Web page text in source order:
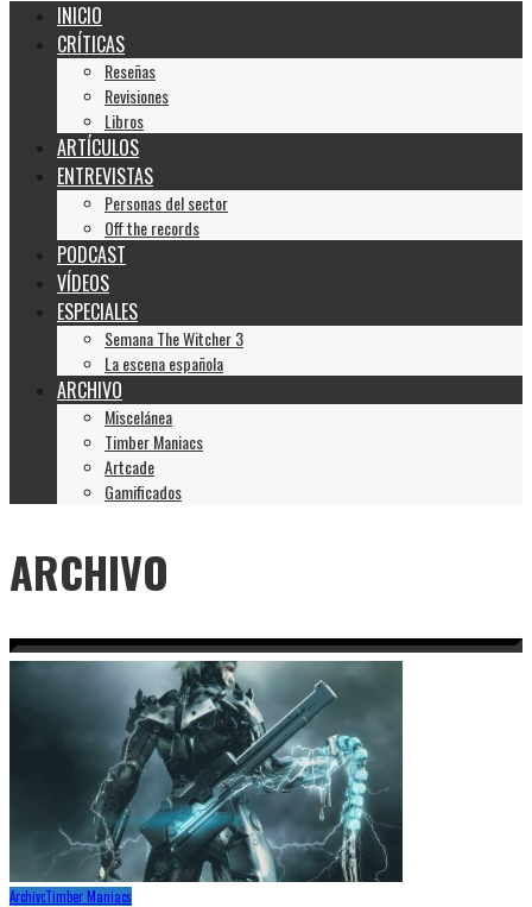
INICIO
CRÍTICAS
Reseñas
Revisiones
Libros
ARTÍCULOS
ENTREVISTAS
Personas del sector
Off the records
PODCAST
VÍDEOS
ESPECIALES
Semana The Witcher 3
La escena española
ARCHIVO
Miscelánea
Timber Maniacs
Artcade
Gamificados
ARCHIVO
ArchivoTimber Maniacs